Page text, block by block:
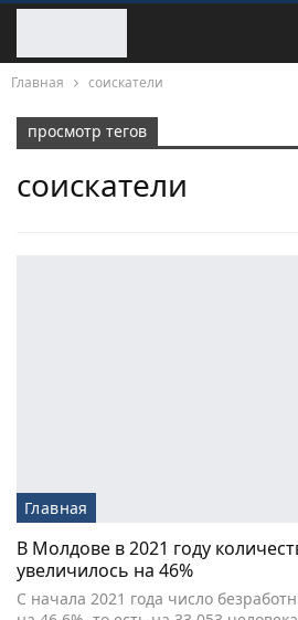
Главная соискатели
просмотр тегов
соискатели
Главная
В Молдове в 2021 году
увеличилось на 46%
С начала 2021 года число